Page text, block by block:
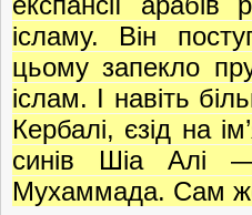
ісламу. Він
цьому запекло
іслам. І навіть
Кербалі, єзід на
синів Шіа Алі
Мухаммада. Сам же